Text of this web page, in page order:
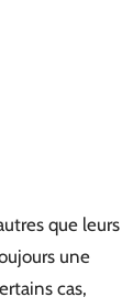
que leurs
une
cas,